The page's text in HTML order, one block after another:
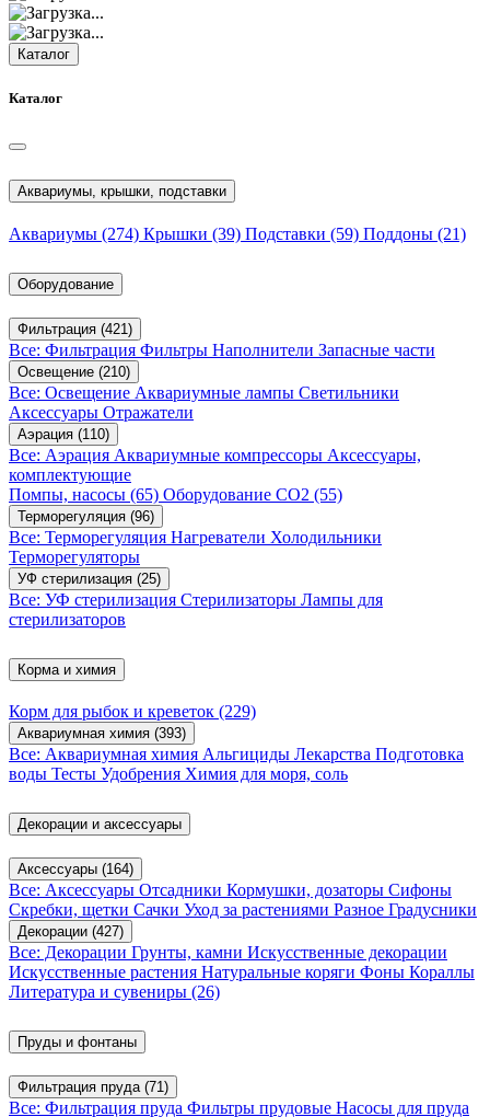
Каталог
Каталог
Аквариумы, крышки, подставки
Аквариумы (274) Крышки (39) Подставки (59) Поддоны (21)
Оборудование
Фильтрация (421)
Все: Фильтрация Фильтры Наполнители Запасные части
Освещение (210)
Все: Освещение Аквариумные лампы Светильники
Аксессуары Отражатели
Аэрация (110)
Все: Аэрация Аквариумные компрессоры Аксессуары,
комплектующие
Помпы, насосы (65) Оборудование CO2 (55)
Терморегуляция (96)
Все: Терморегуляция Нагреватели Холодильники
Терморегуляторы
УФ стерилизация (25)
Все: УФ стерилизация Стерилизаторы Лампы для
стерилизаторов
Корма и химия
Корм для рыбок и креветок (229)
Аквариумная химия (393)
Все: Аквариумная химия Альгициды Лекарства Подготовка
воды Тесты Удобрения Химия для моря, соль
Декорации и аксессуары
Аксессуары (164)
Все: Аксессуары Отсадники Кормушки, дозаторы Сифоны
Скребки, щетки Сачки Уход за растениями Разное Градусники
Декорации (427)
Все: Декорации Грунты, камни Искусственные декорации
Искусственные растения Натуральные коряги Фоны Кораллы
Литература и сувениры (26)
Пруды и фонтаны
Фильтрация пруда (71)
Все: Фильтрация пруда Фильтры прудовые Насосы для пруда